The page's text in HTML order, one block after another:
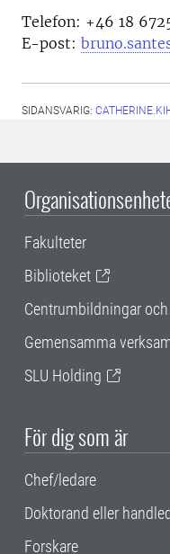
Telefon: +46 18
E-post:
SIDANSVARIG:
Fakulteter
Biblioteket
Centrumbildningar
Gemensamma
SLU Holding
För dig som är
Chef/ledare
Doktorand eller
Forskare